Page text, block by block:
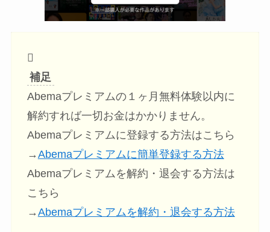
補足
Abemaプレミアムの１ヶ月無料体験以内に
解約すれば一切お金はかかりません。
Abemaプレミアムに登録する方法はこちら
→Abemaプレミアムに簡単登録する方法
Abemaプレミアムを解約・退会する方法は
こちら
→Abemaプレミアムを解約・退会する方法